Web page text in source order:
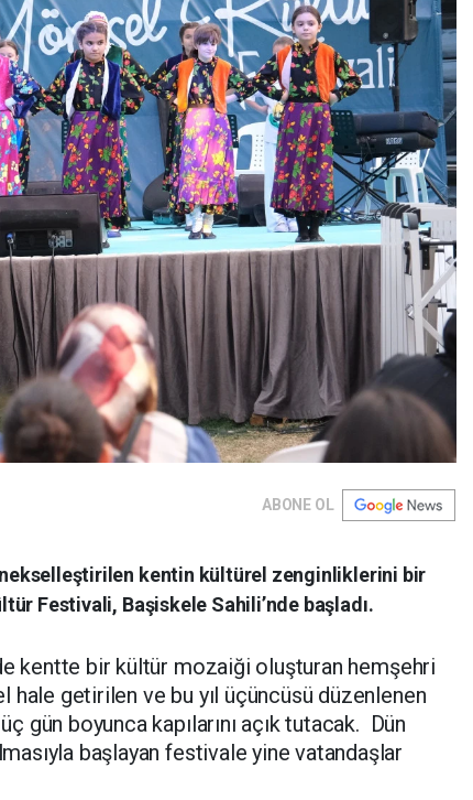
ABONE OL
kentin kültürel zenginliklerini bir
Festivali, Başiskele Sahili’nde başladı.
kentte bir kültür mozaiği oluşturan hemşehri
hale getirilen ve bu yıl üçüncüsü düzenlenen
gün boyunca kapılarını açık tutacak. Dün
başlayan festivale yine vatandaşlar